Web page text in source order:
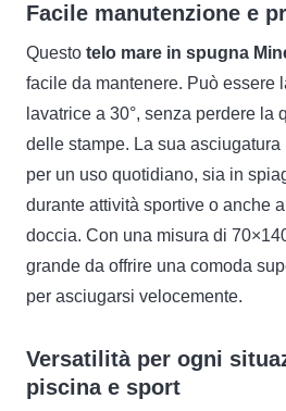
Facile manutenzione e
Questo telo mare in spugna
facile da mantenere. Può essere
lavatrice a 30°, senza perdere la
delle stampe. La sua
per un uso quotidiano, sia in
durante attività sportive o anche
doccia. Con una misura di
grande da offrire una comoda
per asciugarsi velocemente.
Versatilità per ogni
piscina e sport